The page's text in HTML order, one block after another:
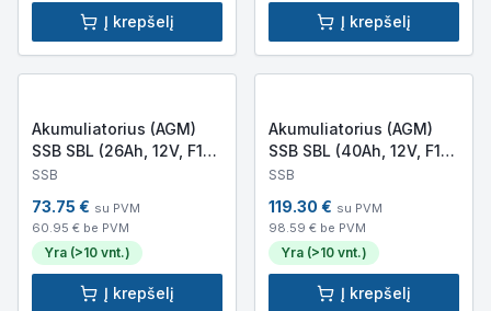
Į krepšelį Į krepšelį
Akumuliatorius (AGM)
SSB SBL (26Ah, 12V, F13
M5, VRLA)
SSB
73.75 € su PVM
60.95 € be PVM
Yra (>10 vnt.)
Į krepšelį
Akumuliatorius (AGM)
SSB SBL (40Ah, 12V, F13
M6, VRLA)
SSB
119.30 € su PVM
98.59 € be PVM
Yra (>10 vnt.)
Į krepšelį